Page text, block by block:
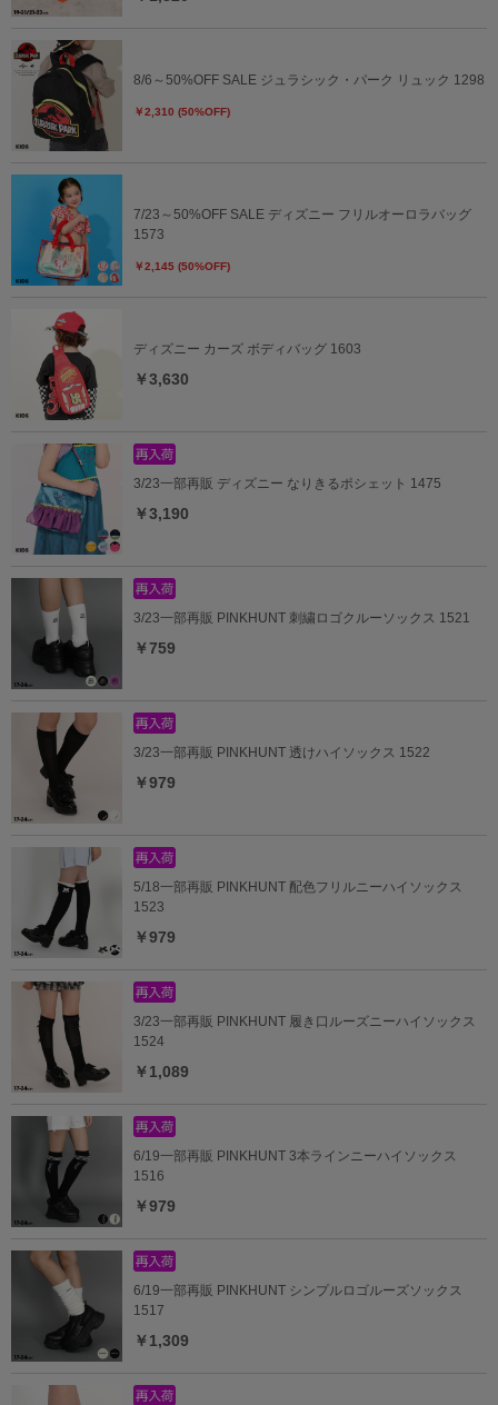
8/6～50%OFF SALE ジュラシック・パーク リュック 1298
￥2,310 (50%OFF)
7/23～50%OFF SALE ディズニー フリルオーロラバッグ
1573
￥2,145 (50%OFF)
ディズニー カーズ ボディバッグ 1603
￥3,630
3/23一部再販 ディズニー なりきるポシェット 1475
￥3,190
3/23一部再販 PINKHUNT 刺繍ロゴクルーソックス 1521
￥759
3/23一部再販 PINKHUNT 透けハイソックス 1522
￥979
5/18一部再販 PINKHUNT 配色フリルニーハイソックス
1523
￥979
3/23一部再販 PINKHUNT 履き口ルーズニーハイソックス
1524
￥1,089
6/19一部再販 PINKHUNT 3本ラインニーハイソックス
1516
￥979
6/19一部再販 PINKHUNT シンプルロゴルーズソックス
1517
￥1,309